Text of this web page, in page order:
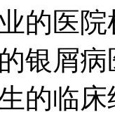
的医
银屑
的临